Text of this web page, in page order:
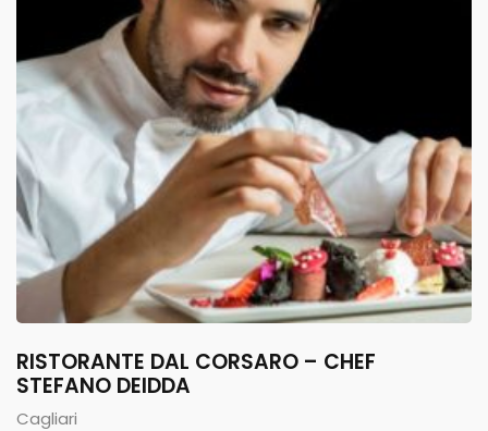
RISTORANTE DAL CORSARO – CHEF
STEFANO DEIDDA
Cagliari